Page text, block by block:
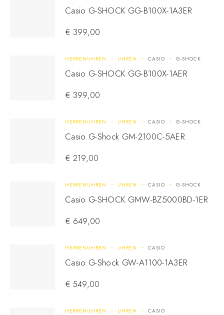
Casio G-SHOCK GG-B100X-1A3ER
€ 399,00
HERRENUHREN UHREN CASIO G-SHOCK
Casio G-SHOCK GG-B100X-1AER
€ 399,00
HERRENUHREN UHREN CASIO G-SHOCK
Casio G-Shock GM-2100C-5AER
€ 219,00
HERRENUHREN UHREN CASIO G-SHOCK
Casio G-SHOCK GMW-BZ5000BD-1ER
€ 649,00
HERRENUHREN UHREN CASIO
Casio G-Shock GW-A1100-1A3ER
€ 549,00
HERRENUHREN UHREN CASIO